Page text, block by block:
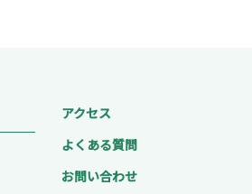
アクセス
よくある質問
お問い合わせ